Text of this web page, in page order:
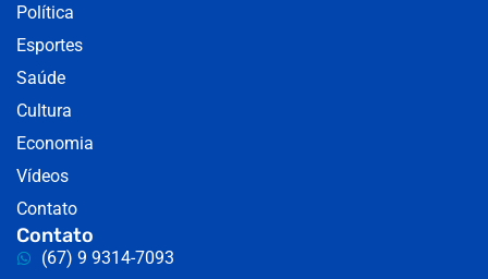
Política
Esportes
Saúde
Cultura
Economia
Vídeos
Contato
Contato
(67) 9 9314-7093